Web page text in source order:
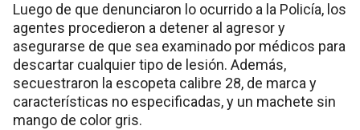
Luego de que denunciaron lo ocurrido a la Policía, los
agentes procedieron a detener al agresor y
asegurarse de que sea examinado por médicos para
descartar cualquier tipo de lesión. Además,
secuestraron la escopeta calibre 28, de marca y
características no especificadas, y un machete sin
mango de color gris.